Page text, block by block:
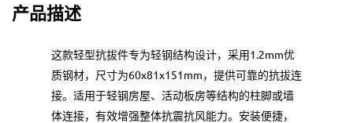
产品描述
这款轻型抗拔件专为轻钢结构设计，采用1.2mm优
质钢材，尺寸为60x81x151mm，提供可靠的抗拔连
接。适用于轻钢房屋、活动板房等结构的柱脚或墙
体连接，有效增强整体抗震抗风能力。安装便捷，